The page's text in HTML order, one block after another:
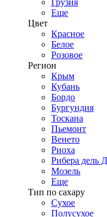
Грузия
Еще
Цвет
Красное
Белое
Розовое
Регион
Крым
Кубань
Бордо
Бургундия
Тоскана
Пьемонт
Венето
Риоха
Рибера дель
Мозель
Еще
Тип по сахару
Сухое
Полусухое